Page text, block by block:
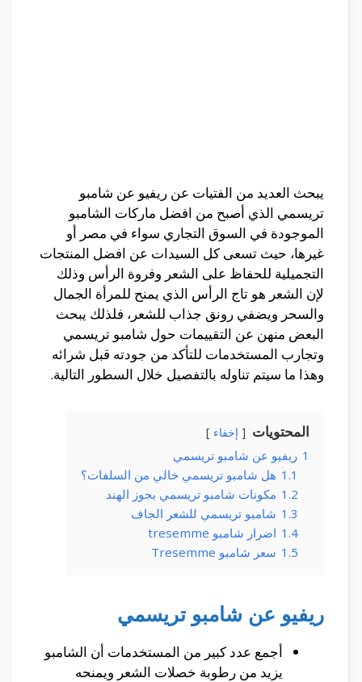
يبحث العديد من الفتيات عن ريفيو عن شامبو
تريسمي الذي أصبح من افضل ماركات الشامبو
الموجودة في السوق التجاري سواء في مصر أو
غيرها، حيث تسعى كل السيدات عن افضل المنتجات
التجميلية للحفاظ على الشعر وفروة الرأس وذلك
لإن الشعر هو تاج الرأس الذي يمنح للمرأة الجمال
والسحر ويضفي رونق جذاب للشعر، فلذلك يبحث
البعض منهن عن التقييمات حول شامبو تريسمي
وتجارب المستخدمات للتأكد من جودته قبل شرائه
وهذا ما سيتم تناوله بالتفصيل خلال السطور التالية.
المحتويات إخفاء
1 ريفيو عن شامبو تريسمي
1.1 هل شامبو تريسمي خالي من السلفات؟
1.2 مكونات شامبو تريسمي بجوز الهند
1.3 شامبو تريسمي للشعر الجاف
1.4 اضرار شامبو tresemme
1.5 سعر شامبو Tresemme
ريفيو عن شامبو تريسمي
أجمع عدد كبير من المستخدمات أن الشامبو
يزيد من رطوبة خصلات الشعر ويمنحه